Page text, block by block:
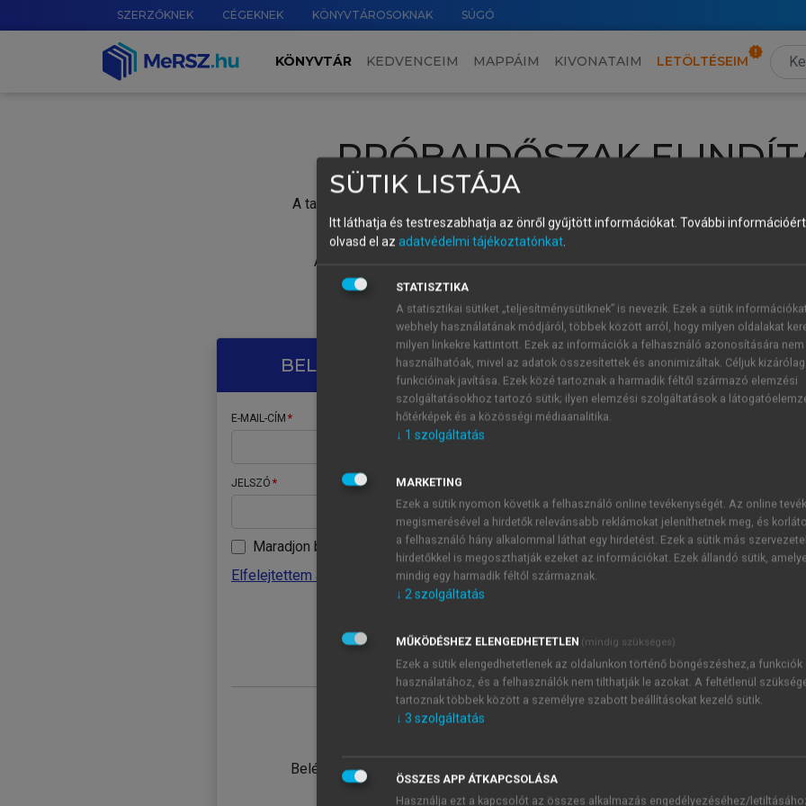
SZERZŐKNEK CÉGEKNEK KÖNYVTÁROSOKNAK SÚGÓ
KÖNYVTÁR KEDVENCEIM MAPPÁIM KIVONATAIM LETÖLTÉSEIM
PRÓBAIDŐSZAK
A tartalom megtekintéséhez lépj be a saját fiókoddal, iskolai azonosítóddal vagy
Új felhasználóként1 óra díjmentes hozzáférésrevagy
A próbaidőszak elindításához,
vagy hozz
A regisztráció után a
BELÉPÉS SAJÁT FIÓKKAL
E-MAIL-CÍM
JELSZÓ
Maradjon belépve
Elfelejtettem a jelszavamat
Belépés intézményi azonosítóval
ÚJ FIÓK
1 óra
JELSZÓ
Kérek értesítést a MeRSZ
Kérek értesítést az
SÜTIK LISTÁJA
Itt láthatja és testreszabhatja az önről gyűjtött információkat. További
olvasd el az adatvédelmi tájékoztatónkat.
STATISZTIKA
A statisztikai sütiket „teljesítménysütiknek” is nevezik. Ezek a sütik
webhely használatának módjáról, többek között arról, hogy milyen oldalakat
milyen linkekre kattintott. Ezek az információk a felhasználó azonosítására nem
használhatóak, mivel az adatok összesítettek és anonimizáltak. Céljuk
funkcióinak javítása. Ezek közé tartoznak a harmadik féltől származó elemzési
szolgáltatásokhoz tartozó sütik; ilyen elemzési szolgáltatások a
hőtérképek és a közösségi médiaanalitika.
↓ 1 szolgáltatás
MARKETING
Ezek a sütik nyomon követik a felhasználó online tevékenységét. Az online
megismerésével a hirdetők relevánsabb reklámokat jeleníthetnek meg, és
a felhasználó hány alkalommal láthat egy hirdetést. Ezek a sütik más
hirdetőkkel is megoszthatják ezeket az információkat. Ezek állandó sütik,
mindig egy harmadik féltől származnak.
↓ 2szolgáltatás
MŰKÖDÉSHEZ ELENGEDHETETLEN (mindig szükséges)
Ezek a sütik elengedhetetlenek az oldalunkon történő böngészéshez,a funkciók
használatához, és a felhasználók nem tilthatják le azokat. A feltétlenül
tartoznak többek között a személyre szabott beállításokat kezelő sütik.
↓ 3 szolgáltatás
ÖSSZES APP ÁTKAPCSOLÁSA
Használja ezt a kapcsolót az összes alkalmazás engedélyezéséhez/